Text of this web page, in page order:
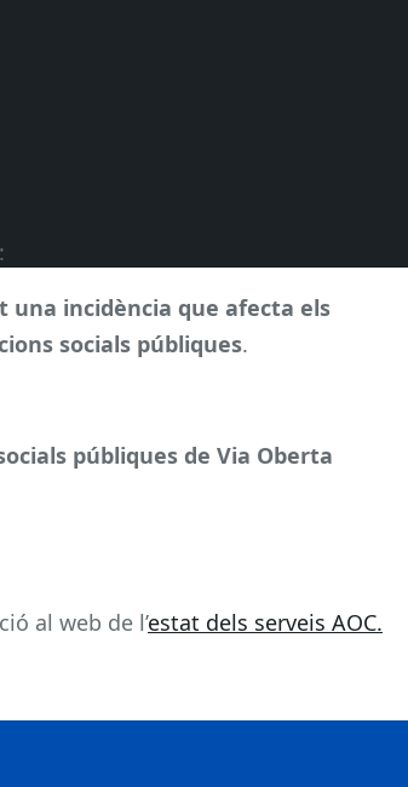
:
una incidència que afecta els
socials públiques.
públiques de Via Oberta
al web de l’estat dels serveis AOC.